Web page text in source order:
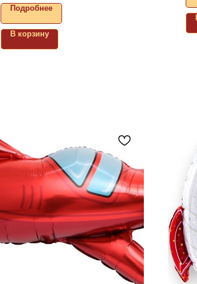
Подробнее
В корзину